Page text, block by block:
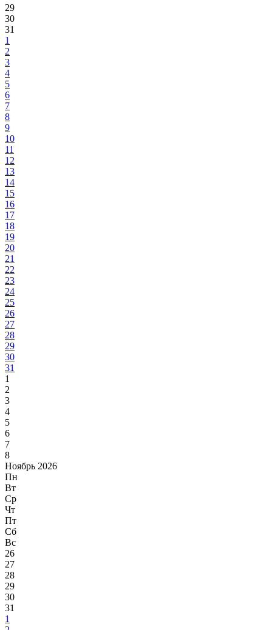
29
30
31
1
2
3
4
5
6
7
8
9
10
11
12
13
14
15
16
17
18
19
20
21
22
23
24
25
26
27
28
29
30
31
1
2
3
4
5
6
7
8
Ноябрь 2026
Пн
Вт
Ср
Чт
Пт
Сб
Вс
26
27
28
29
30
31
1